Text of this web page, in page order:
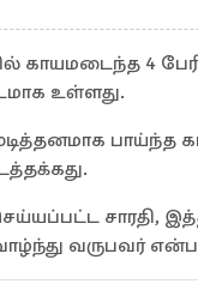
காயமடைந்த 4
உள்ளது.
சாரதி,
வருபவர்